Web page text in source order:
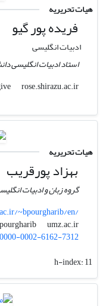
هیات تحریریه
فریده پور گیو
ادبیات انگلیسی
استاد ادبیات انگلیسی
fpourgive
rose.shirazu.ac.ir
هیات تحریریه
بهزاد پورقریب
گروه زبان و ادبیات
~bpourgharib/en/
b.pourgharib
umz.ac.ir
0000-0002-6162-7312
h-index:11